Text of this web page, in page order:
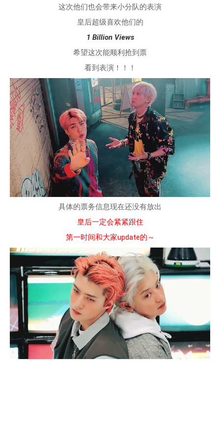
这次他们也会带来小分队的表演
皇后超级喜欢他们的
1 Billion Views
希望这次能顺利抢到票
看到表演！！！
具体的票务信息现在还没有放出
皇后一定会紧紧跟住
第一时间和大家update的～